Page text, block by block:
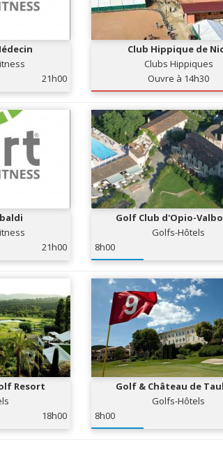
Mode, ...
Loisirs
Plages, sports, ...
Services
Tourisme, ...
21h00
Club Hippique de
Clubs Hippiques
Ouvre à 14h30
21h00
Golf Club d'Opio-
Golfs-Hôtels
8h00
Resort
18h00
Golf & Château de
Golfs-Hôtels
8h00